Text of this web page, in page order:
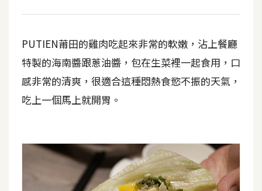
e
r
伺
設
PUTIEN莆田的雞肉吃起來非常的軟嫩，沾上餐廳
特製的海南醬跟蔥油醬，包在生菜裡一起食用，口
感非常的清爽，很適合這種悶熱食慾不振的天氣，
吃上一個馬上就開胃。